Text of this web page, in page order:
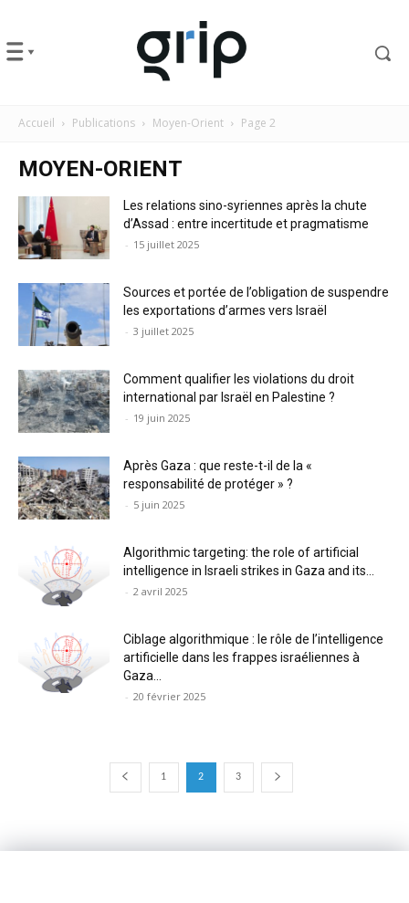
Accueil Publications Moyen-Orient Page 2
MOYEN-ORIENT
Les relations sino-syriennes après la chute
d’Assad : entre incertitude et pragmatisme
- 15 juillet 2025
Sources et portée de l’obligation de suspendre
les exportations d’armes vers Israël
- 3 juillet 2025
Comment qualifier les violations du droit
international par Israël en Palestine ?
- 19 juin 2025
Après Gaza : que reste-t-il de la «
responsabilité de protéger » ?
- 5 juin 2025
Algorithmic targeting: the role of artificial
intelligence in Israeli strikes in Gaza and its...
- 2 avril 2025
Ciblage algorithmique : le rôle de l’intelligence
artificielle dans les frappes israéliennes à
Gaza...
- 20 février 2025
1 2 3